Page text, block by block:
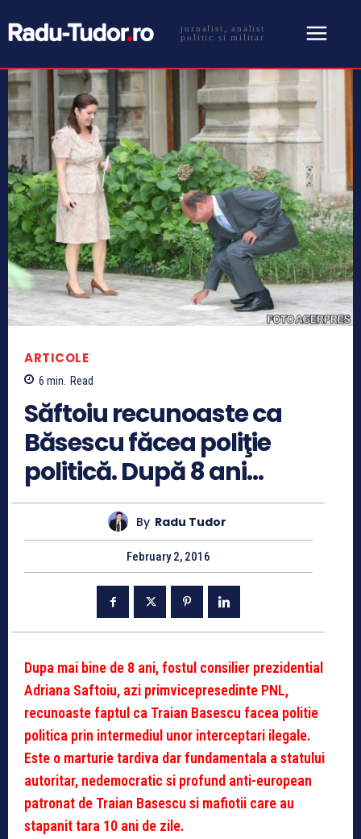
jurnalist, analist
politic si militar
ARTICOLE
6 min. Read
Săftoiu recunoaste ca
Băsescu făcea poliţie
politică. După 8 ani…
By Radu Tudor
February 2, 2016
Dupa mai bine de 8 ani, fostul consilier prezidential
Adriana Saftoiu, azi primvicepresedinte PNL,
recunoaste faptul ca Traian Basescu facea politie
politica prin intermediul unor interceptari ilegale.
Este o marturie tardiva dar fundamentala a statului
autoritar, nedemocratic si profund anti-european
patronat de Traian Basescu si mafiotii care au
stapanit tara 10 ani de zile.